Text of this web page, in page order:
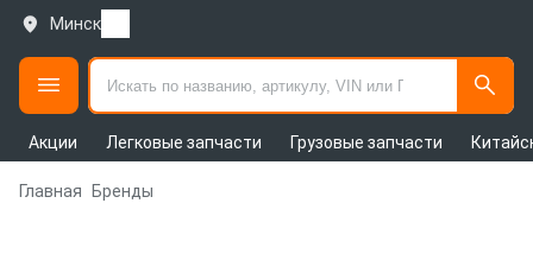
Минск
Акции Легковые запчасти Грузовые запчасти
Главная Бренды